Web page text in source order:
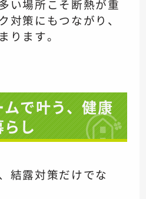
い場所こそ断熱が重
対策にもつながり、
ります。
で叶う、健康
し
結露対策だけでな